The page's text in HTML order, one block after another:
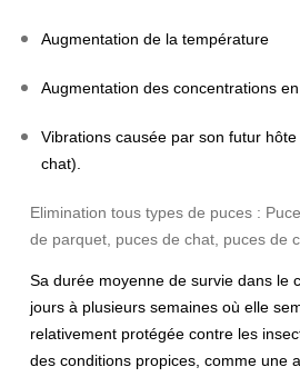
Augmentation de la température
Augmentation des concentrations
Vibrations causée par son futur
chat).
Elimination tous types de puces :
de parquet, puces de chat, puces de
Sa durée moyenne de survie dans le
jours à plusieurs semaines où elle
relativement protégée contre les
des conditions propices, comme une